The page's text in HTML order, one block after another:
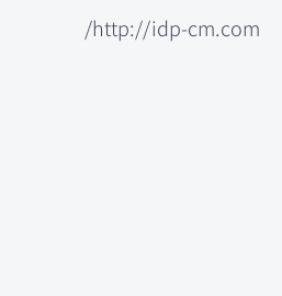
http://idp-cm.com/